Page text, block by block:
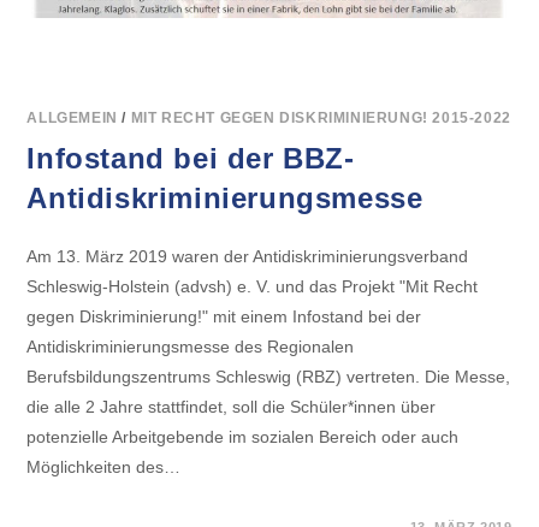
ALLGEMEIN / MIT RECHT GEGEN DISKRIMINIERUNG! 2015-2022
Infostand bei der BBZ-
Antidiskriminierungsmesse
Am 13. März 2019 waren der Antidiskriminierungsverband
Schleswig-Holstein (advsh) e. V. und das Projekt "Mit Recht
gegen Diskriminierung!" mit einem Infostand bei der
Antidiskriminierungsmesse des Regionalen
Berufsbildungszentrums Schleswig (RBZ) vertreten. Die Messe,
die alle 2 Jahre stattfindet, soll die Schüler*innen über
potenzielle Arbeitgebende im sozialen Bereich oder auch
Möglichkeiten des…